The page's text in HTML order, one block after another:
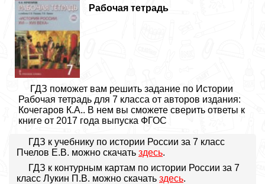
Рабочая тетрадь
ГДЗ поможет вам решить задание по Истории
Рабочая тетрадь для 7 класса от авторов издания:
Кочегаров К.А.. В нем вы сможете сверить ответы к
книге от 2017 года выпуска ФГОС
ГДЗ к учебнику по истории России за 7 класс
Пчелов Е.В. можно скачать здесь.
ГДЗ к контурным картам по истории России за 7
класс Лукин П.В. можно скачать здесь.